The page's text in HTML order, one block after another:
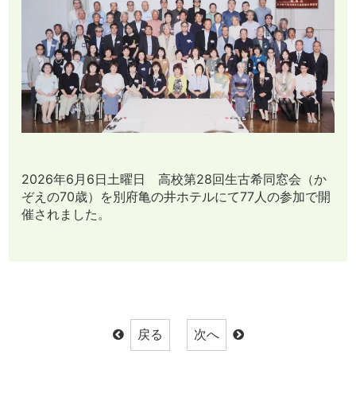
2026年6月6日土曜日 高校第28回生古希同窓会（か
ぞえの70歳）を別府亀の井ホテルにて77人の参加で開
催されました。